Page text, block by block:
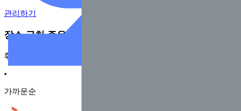
관리하기
장소 근처 주유소
휘발유
•
가까운순